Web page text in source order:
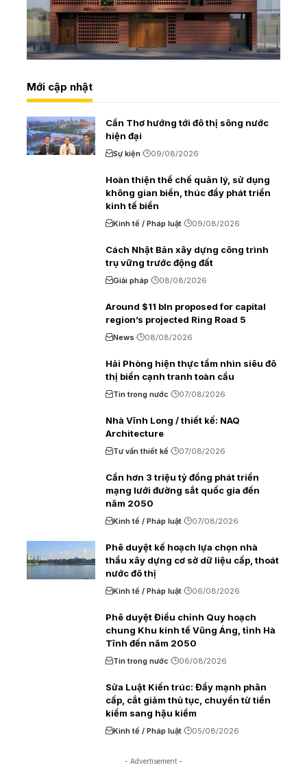
Mới cập nhật
Cần Thơ hướng tới đô thị sông nước
hiện đại
Sự kiện 09/08/2026
Hoàn thiện thể chế quản lý, sử dụng
không gian biển, thúc đẩy phát triển
kinh tế biển
Kinh tế / Pháp luật 09/08/2026
Cách Nhật Bản xây dựng công trình
trụ vững trước động đất
Giải pháp 08/08/2026
Around $11 bln proposed for capital
region’s projected Ring Road 5
News 08/08/2026
Hải Phòng hiện thực tầm nhìn siêu đô
thị biển cạnh tranh toàn cầu
Tin trong nước 07/08/2026
Nhà Vĩnh Long / thiết kế: NAQ
Architecture
Tư vấn thiết kế 07/08/2026
Cần hơn 3 triệu tỷ đồng phát triển
mạng lưới đường sắt quốc gia đến
năm 2050
Kinh tế / Pháp luật 07/08/2026
Phê duyệt kế hoạch lựa chọn nhà
thầu xây dựng cơ sở dữ liệu cấp, thoát
nước đô thị
Kinh tế / Pháp luật 06/08/2026
Phê duyệt Điều chỉnh Quy hoạch
chung Khu kinh tế Vũng Áng, tỉnh Hà
Tĩnh đến năm 2050
Tin trong nước 06/08/2026
Sửa Luật Kiến trúc: Đẩy mạnh phân
cấp, cắt giảm thủ tục, chuyển từ tiền
kiểm sang hậu kiểm
Kinh tế / Pháp luật 05/08/2026
- Advertisement -